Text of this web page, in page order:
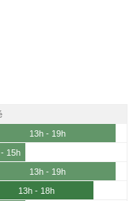
13h - 19h
15h
13h - 19h
13h - 18h